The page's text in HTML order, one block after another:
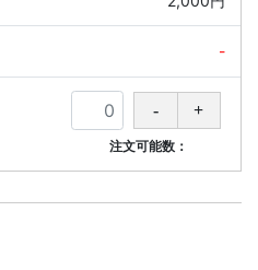
-
注文可能数：